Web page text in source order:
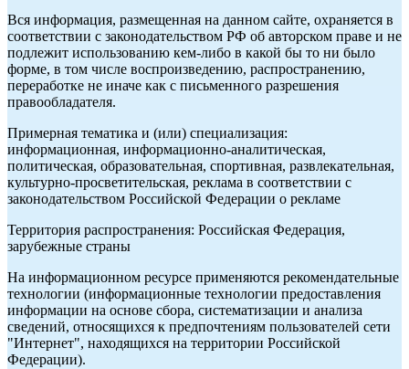
Вся информация, размещенная на данном сайте, охраняется в
соответствии с законодательством РФ об авторском праве и не
подлежит использованию кем-либо в какой бы то ни было
форме, в том числе воспроизведению, распространению,
переработке не иначе как с письменного разрешения
правообладателя.
Примерная тематика и (или) специализация:
информационная, информационно-аналитическая,
политическая, образовательная, спортивная, развлекательная,
культурно-просветительская, реклама в соответствии с
законодательством Российской Федерации о рекламе
Территория распространения: Российская Федерация,
зарубежные страны
На информационном ресурсе применяются рекомендательные
технологии (информационные технологии предоставления
информации на основе сбора, систематизации и анализа
сведений, относящихся к предпочтениям пользователей сети
"Интернет", находящихся на территории Российской
Федерации).